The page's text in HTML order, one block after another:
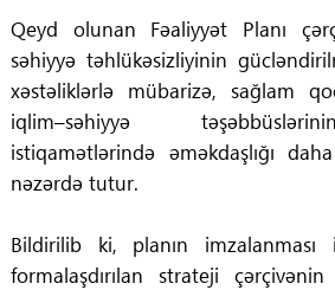
Qeyd olunan Fəaliyyət Planı
səhiyyə təhlükəsizliyinin
xəstəliklərlə mübarizə, sağlam
iqlim–səhiyyə
istiqamətlərində əməkdaşlığı
nəzərdə tutur.
Bildirilib ki, planın imzalanması
formalaşdırılan strateji çərçivənin